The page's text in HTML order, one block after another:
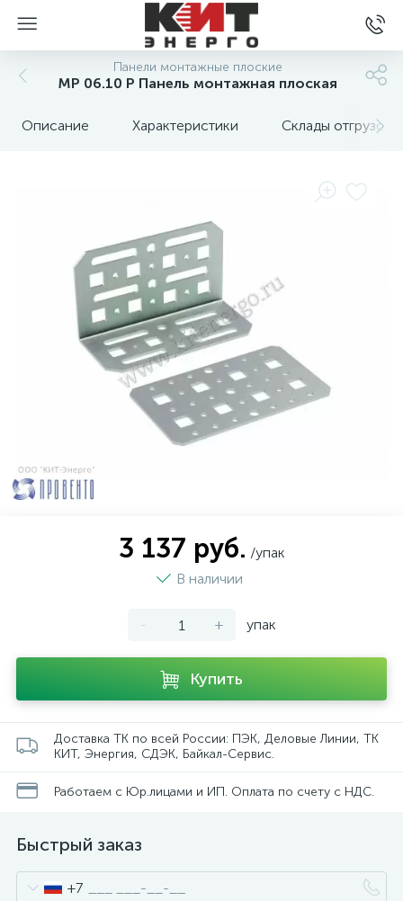
Панели монтажные плоские
MP 06.10 P Панель монтажная плоская
Описание Характеристики Склады отгрузок
3 137 руб. /упак
В наличии
- + упак
Купить
Доставка ТК по всей России: ПЭК, Деловые Линии, ТК
КИТ, Энергия, СДЭК, Байкал-Сервис.
Работаем с Юр.лицами и ИП. Оплата по счету с НДС.
Быстрый заказ
+7